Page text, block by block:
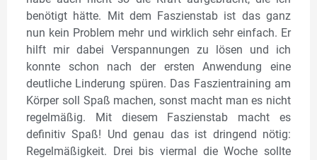
benötigt hätte. Mit dem Faszienstab ist das ganz
nun kein Problem mehr und wirklich sehr einfach. Er
hilft mir dabei Verspannungen zu lösen und ich
konnte schon nach der ersten Anwendung eine
deutliche Linderung spüren. Das Faszientraining am
Körper soll Spaß machen, sonst macht man es nicht
regelmäßig. Mit diesem Faszienstab macht es
definitiv Spaß! Und genau das ist dringend nötig:
Regelmäßigkeit. Drei bis viermal die Woche sollte